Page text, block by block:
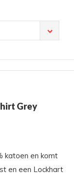
Grey
katoen en komt
en een Lockhart